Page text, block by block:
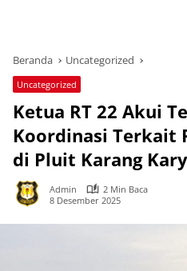
Beranda Uncategorized
Uncategorized
Ketua RT 22 Akui
Koordinasi Terkait
di Pluit Karang
Admin
2 Min Baca
8 Desember 2025